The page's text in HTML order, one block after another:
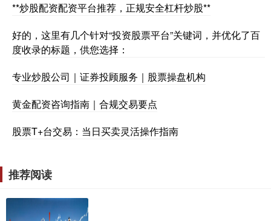
**炒股配资配资平台推荐，正规安全杠杆炒股**
好的，这里有几个针对“投资股票平台”关键词，并优化了百
度收录的标题，供您选择：
专业炒股公司｜证券投顾服务｜股票操盘机构
黄金配资咨询指南｜合规交易要点
股票T+台交易：当日买卖灵活操作指南
推荐阅读